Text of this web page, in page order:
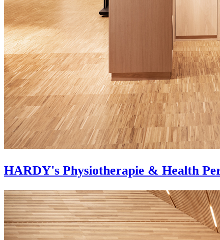
HARDY's Physiotherapie & Health